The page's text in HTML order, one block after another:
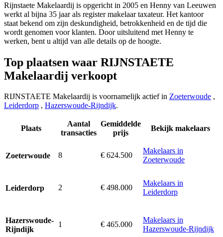
Rijnstaete Makelaardij is opgericht in 2005 en Henny van Leeuwen
werkt al bijna 35 jaar als register makelaar taxateur. Het kantoor
staat bekend om zijn deskundigheid, betrokkenheid en de tijd die
wordt genomen voor klanten. Door uitsluitend met Henny te
werken, bent u altijd van alle details op de hoogte.
Top plaatsen waar RIJNSTAETE
Makelaardij verkoopt
RIJNSTAETE Makelaardij is voornamelijk actief in Zoeterwoude ,
Leiderdorp , Hazerswoude-Rijndijk.
Plaats
Aantal
transacties
Gemiddelde
prijs
Bekijk makelaars
Zoeterwoude 8 € 624.500
Makelaars in
Zoeterwoude
Leiderdorp 2 € 498.000
Makelaars in
Leiderdorp
Hazerswoude-
Rijndijk
1 € 465.000
Makelaars in
Hazerswoude-Rijndijk